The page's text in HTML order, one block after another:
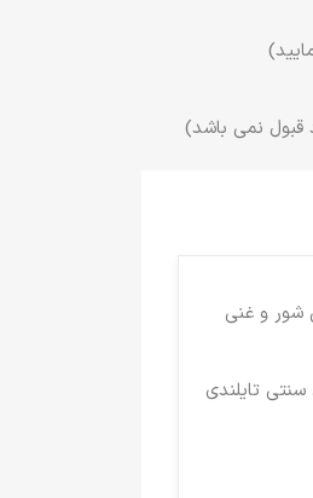
قبول نمی باشد)
و غنی
تایلندی